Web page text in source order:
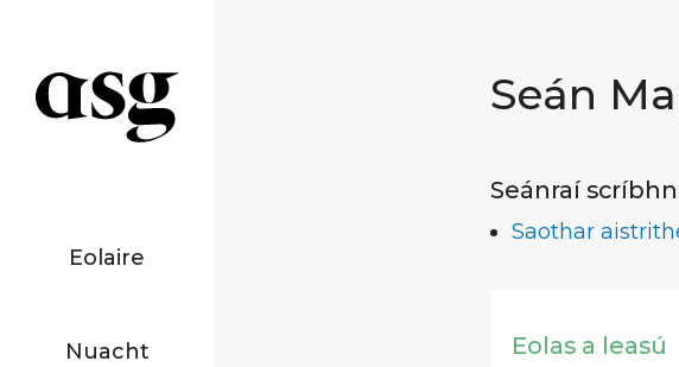
Eolaire
Nuacht
Seán
Seánraí
Saothar
Eolas a leasú